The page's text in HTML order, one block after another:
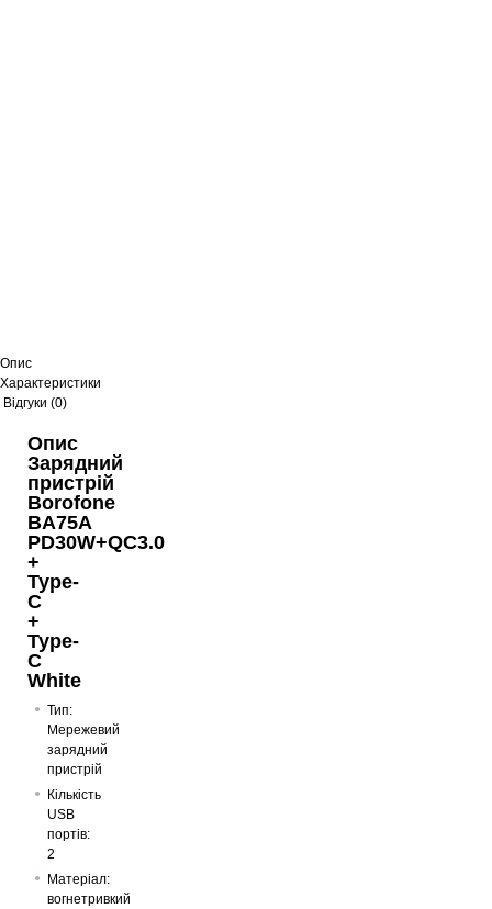
Опис
Характеристики
Відгуки (0)
Опис
Зарядний
пристрій
Borofone
BA75A
PD30W+QC3.0
+
Type-
C
+
Type-
C
White
Тип:
Мережевий
зарядний
пристрій
Кількість
USB
портів:
2
Матеріал:
вогнетривкий